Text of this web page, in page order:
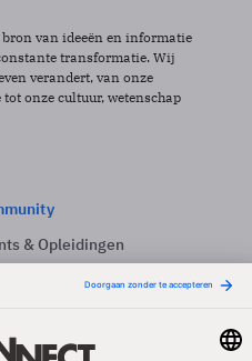
van ideeën en informatie
transformatie. Wij
verandert, van onze
onze cultuur, wetenschap
& Opleidingen